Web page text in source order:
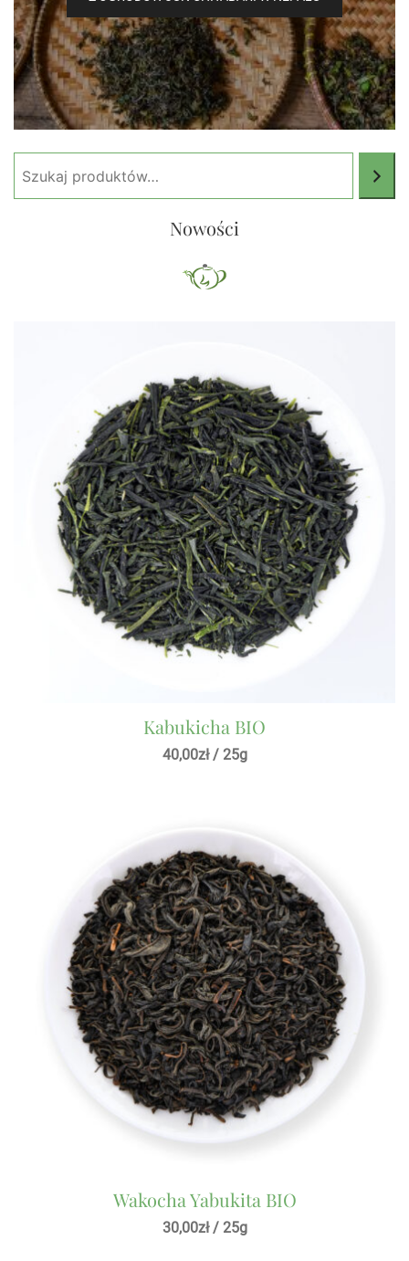
Nowości
Kabukicha BIO
40,00zł/ 25g
Wakocha Yabukita BIO
30,00zł/ 25g